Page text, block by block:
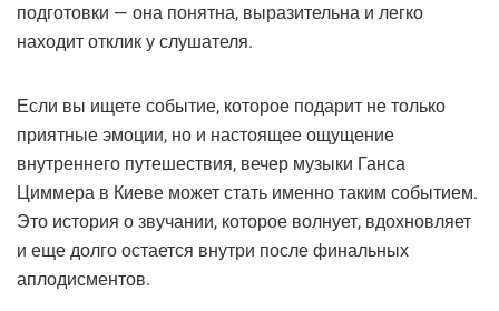
подготовки — она понятна, выразительна и легко
находит отклик у слушателя.
Если вы ищете событие, которое подарит не только
приятные эмоции, но и настоящее ощущение
внутреннего путешествия, вечер музыки Ганса
Циммера в Киеве может стать именно таким событием.
Это история о звучании, которое волнует, вдохновляет
и еще долго остается внутри после финальных
аплодисментов.